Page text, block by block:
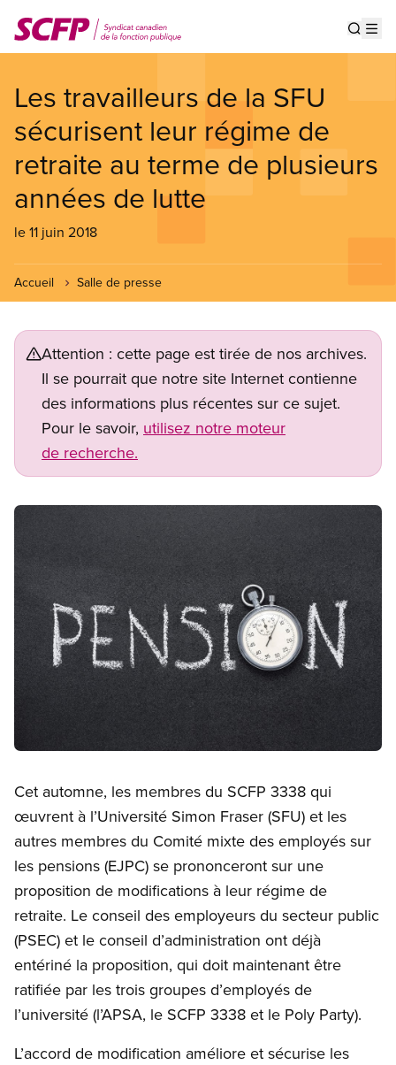
au
contenu
Les travailleurs de la SFU
sécurisent leur régime de
retraite au terme de plusieurs
années de lutte
le 11 juin 2018
Accueil Salle de presse
Attention : cette page est tirée de nos archives.
Il se pourrait que notre site Internet contienne
des informations plus récentes sur ce sujet.
Pour le savoir, utilisez notre moteur
de recherche.
Image
Cet automne, les membres du SCFP 3338 qui
œuvrent à l’Université Simon Fraser (SFU) et les
autres membres du Comité mixte des employés sur
les pensions (EJPC) se prononceront sur une
proposition de modifications à leur régime de
retraite. Le conseil des employeurs du secteur public
(PSEC) et le conseil d’administration ont déjà
entériné la proposition, qui doit maintenant être
ratifiée par les trois groupes d’employés de
l’université (l’APSA, le SCFP 3338 et le Poly Party).
L’accord de modification améliore et sécurise les